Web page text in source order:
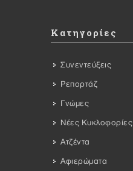
Κατηγορίες
Συνεντεύξεις
Ρεπορτάζ
Γνώμες
Νέες Κυκλοφορίες
Ατζέντα
Αφιερώματα